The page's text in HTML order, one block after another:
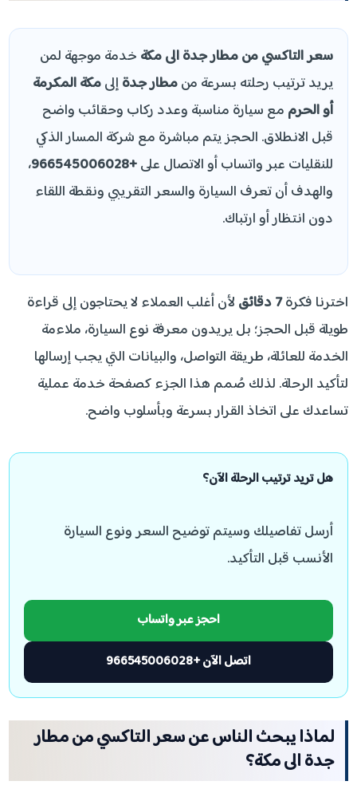
سعر التاكسي من مطار جدة الى مكة خدمة موجهة لمن
يريد ترتيب رحلته بسرعة منمطار جدةإلىمكة المكرمة
أو الحرم مع سيارة مناسبة وعدد ركاب وحقائب واضح
قبل الانطلاق. الحجز يتم مباشرة مع شركة المسار الذكي
للنقليات عبر واتساب أو الاتصال على+966545006028
،
والهدف أن تعرف السيارة والسعر التقريبي ونقطة اللقاء
دون انتظار أو ارتباك.
اخترنا فكرة7 دقائق
لأن أغلب العملاء لا يحتاجون إلى قراءة
طويلة قبل الحجز؛ بل يريدون معرفة نوع السيارة، ملاءمة
الخدمة للعائلة، طريقة التواصل، والبيانات التي يجب إرسالها
لتأكيد الرحلة. لذلك صُمم هذا الجزء كصفحة خدمة عملية
تساعدك على اتخاذ القرار بسرعة وبأسلوب واضح.
هل تريد ترتيب الرحلة الآن؟
أرسل تفاصيلك وسيتم توضيح السعر ونوع السيارة
الأنسب قبل التأكيد.
احجز عبر واتساب
اتصل الآن +966545006028
لماذا يبحث الناس عن سعر التاكسي من مطار
جدة الى مكة؟